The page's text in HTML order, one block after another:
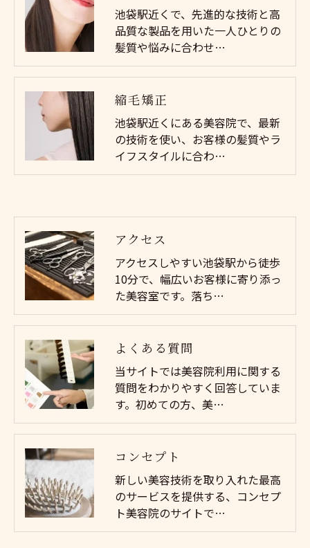
池袋駅近くで、先進的な技術と高
品質な製品を用いた一人ひとりの
髪質や悩みに合わせ…
縮毛矯正
池袋駅近くにある美容院で、最新
の技術を使い、お客様の髪質やラ
イフスタイルに合わ…
アクセス
アクセスしやすい池袋駅から徒歩
10分で、幅広いお客様に寄り添っ
た美容室です。落ち…
よくある質問
当サイトでは美容院利用に関する
質問をわかりやすく回答していま
す。初めての方、美…
コンセプト
新しい美容技術を取り入れた最高
のサービスを提供する、コンセプ
ト美容院のサイトで…